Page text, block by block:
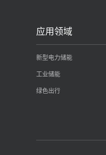
应用领域
新型电力储能
工业储能
绿色出行